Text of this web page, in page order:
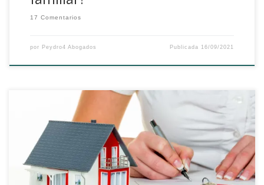
17 Comentarios
por Peydro4 Abogados Publicada 16/09/2021
Qué hacer si recibes en herencia una vivienda
hipotecada